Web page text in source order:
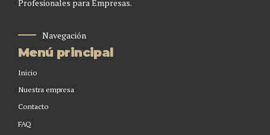
Profesionales para Empresas.
Navegación
Menú principal
Inicio
Nuestra empresa
Contacto
FAQ